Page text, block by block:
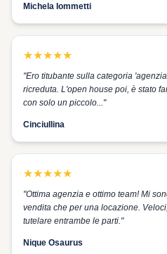
Michela Iommetti
★★★★★
"Ero titubante sulla categoria
ricreduta. L'open house poi, è stato
con solo un piccolo..."
Cinciullina
★★★★★
"Ottima agenzia e ottimo team! Mi
vendita che per una locazione.
tutelare entrambe le parti."
Nique Osaurus